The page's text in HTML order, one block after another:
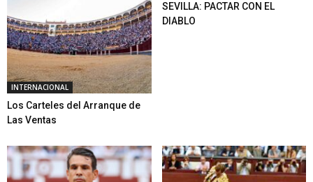
INTERNACIONAL
Los Carteles del Arranque de
Las Ventas
SEVILLA: PACTAR CON EL
DIABLO